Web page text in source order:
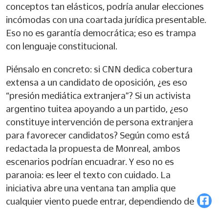
conceptos tan elásticos, podría anular elecciones
incómodas con una coartada jurídica presentable.
Eso no es garantía democrática; eso es trampa
con lenguaje constitucional.
Piénsalo en concreto: si CNN dedica cobertura
extensa a un candidato de oposición, ¿es eso
“presión mediática extranjera”? Si un activista
argentino tuitea apoyando a un partido, ¿eso
constituye intervención de persona extranjera
para favorecer candidatos? Según como está
redactada la propuesta de Monreal, ambos
escenarios podrían encuadrar. Y eso no es
paranoia: es leer el texto con cuidado. La
iniciativa abre una ventana tan amplia que
cualquier viento puede entrar, dependiendo de